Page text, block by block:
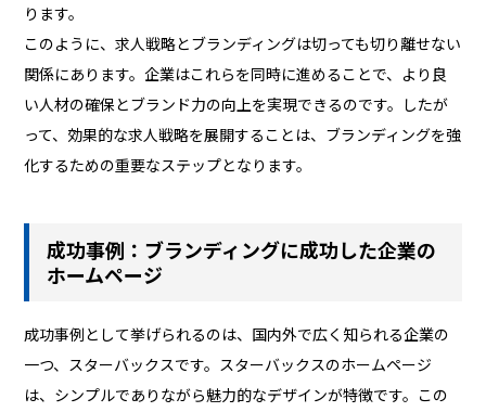
ります。
このように、求人戦略とブランディングは切っても切り離せない
関係にあります。企業はこれらを同時に進めることで、より良
い人材の確保とブランド力の向上を実現できるのです。したが
って、効果的な求人戦略を展開することは、ブランディングを強
化するための重要なステップとなります。
成功事例：ブランディングに成功した企業の
ホームページ
成功事例として挙げられるのは、国内外で広く知られる企業の
一つ、スターバックスです。スターバックスのホームページ
は、シンプルでありながら魅力的なデザインが特徴です。この